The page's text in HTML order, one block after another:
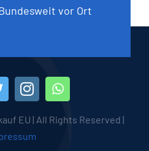
vor Ort
EU | All Rights Reserved |